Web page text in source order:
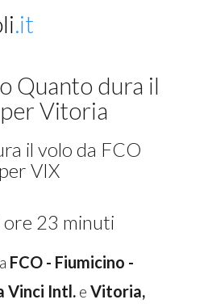
.it
Quanto dura il
Vitoria
il volo da FCO
per VIX
ore 23 minuti
FCO - Fiumicino -
Vinci Intl.e Vitoria,